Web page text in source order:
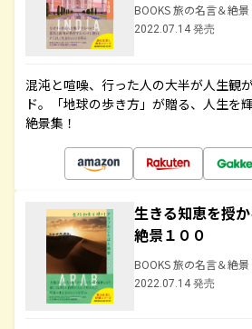
BOOKS 旅の名言＆絶景
2022.07.14 発売
混沌と喧噪、行った人の大半が人生観
ド。「地球の歩き方」が贈る、人生を
絶景集！
生きる知恵を授
絶景１００
BOOKS 旅の名言＆絶景
2022.07.14 発売